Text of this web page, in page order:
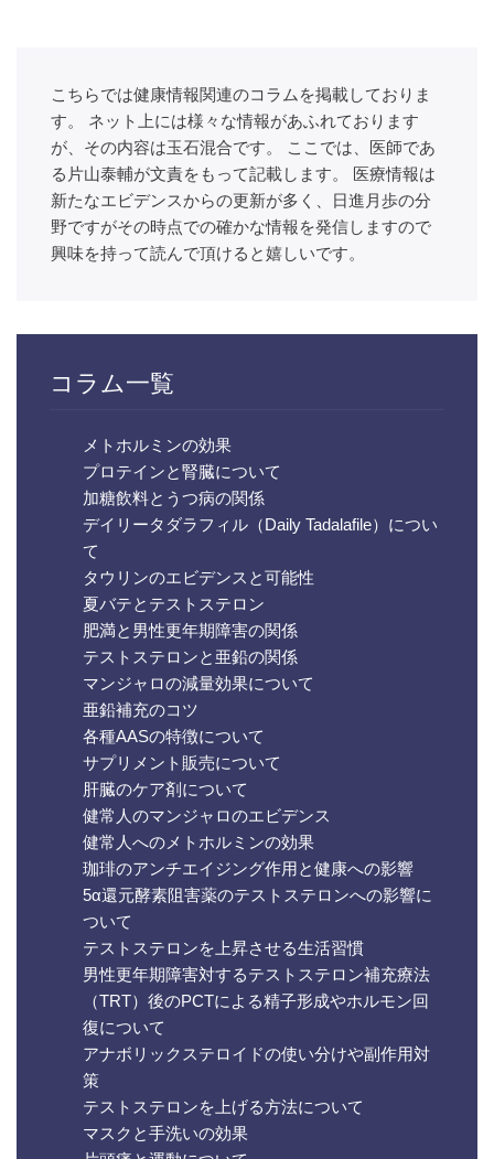
こちらでは健康情報関連のコラムを掲載しておりま
す。 ネット上には様々な情報があふれております
が、その内容は玉石混合です。 ここでは、医師であ
る片山泰輔が文責をもって記載します。 医療情報は
新たなエビデンスからの更新が多く、日進月歩の分
野ですがその時点での確かな情報を発信しますので
興味を持って読んで頂けると嬉しいです。
コラム一覧
メトホルミンの効果
プロテインと腎臓について
加糖飲料とうつ病の関係
デイリータダラフィル（Daily Tadalafile）につい
て
タウリンのエビデンスと可能性
夏バテとテストステロン
肥満と男性更年期障害の関係
テストステロンと亜鉛の関係
マンジャロの減量効果について
亜鉛補充のコツ
各種AASの特徴について
サプリメント販売について
肝臓のケア剤について
健常人のマンジャロのエビデンス
健常人へのメトホルミンの効果
珈琲のアンチエイジング作用と健康への影響
5α還元酵素阻害薬のテストステロンへの影響に
ついて
テストステロンを上昇させる生活習慣
男性更年期障害対するテストステロン補充療法
（TRT）後のPCTによる精子形成やホルモン回
復について
アナボリックステロイドの使い分けや副作用対
策
テストステロンを上げる方法について
マスクと手洗いの効果